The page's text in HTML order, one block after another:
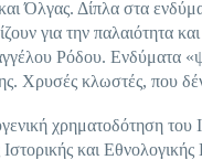
Όλγας. Δίπλα στα
για την παλαιότητα
Ρόδου. Ενδύματα
Χρυσές κλωστές, που
χρηματοδότηση του
και